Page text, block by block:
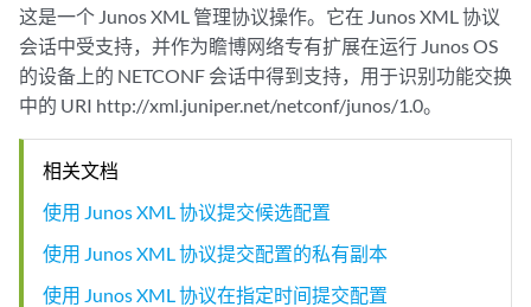
这是一个 Junos XML 管理协议操作。它在 Junos XML 协议
会话中受支持，并作为瞻博网络专有扩展在运行 Junos OS
的设备上的 NETCONF 会话中得到支持，用于识别功能交换
中的 URI http://xml.juniper.net/netconf/junos/1.0。
相关文档
使用 Junos XML 协议提交候选配置
使用 Junos XML 协议提交配置的私有副本
使用 Junos XML 协议在指定时间提交配置